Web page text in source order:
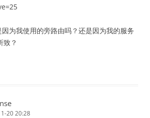
为我使用的旁路由吗？还是因为我的服务
致？
20 20:28